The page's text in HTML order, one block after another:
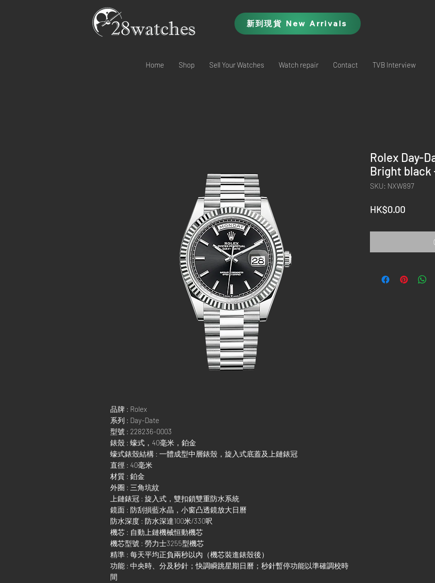
新到現貨 New Arrivals
Home Shop Sell Your Watches Watch repair Contact TVB Interview
品牌 : Rolex
系列 : Day-Date
型號 : 228236-0003
錶殼 : 蠔式，40毫米，鉑金
蠔式錶殼結構 : 一體成型中層錶殼，旋入式底蓋及上鏈錶冠
直徑 : 40毫米
材質 : 鉑金
外圈 : 三角坑紋
上鏈錶冠 : 旋入式，雙扣鎖雙重防水系統
鏡面 : 防刮損藍水晶，小窗凸透鏡放大日曆
防水深度 : 防水深達100米/330呎
機芯 : 自動上鏈機械恒動機芯
機芯型號 : 勞力士3255型機芯
精準 : 每天平均正負兩秒以內（機芯裝進錶殼後）
功能 : 中央時、分及秒針；快調瞬跳星期日曆；秒針暫停功能以準確調校時
間
Rolex Day-
Bright black
SKU: NXW897
HK$0.00